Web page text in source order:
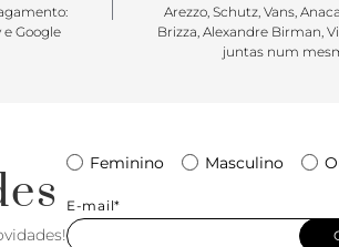
Google
Arezzo, Schutz, Vans,
Brizza, Alexandre Birman,
juntas num
Feminino Masculino
E-mail*